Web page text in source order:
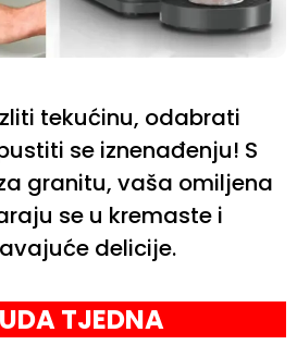
tekućinu, odabrati
se iznenađenju! S
granitu, vaša omiljena
se u kremaste i
delicije.
TJEDNA